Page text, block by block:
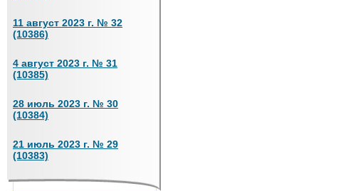
11 август 2023 г. № 32
(10386)
4 август 2023 г. № 31
(10385)
28 июль 2023 г. № 30
(10384)
21 июль 2023 г. № 29
(10383)